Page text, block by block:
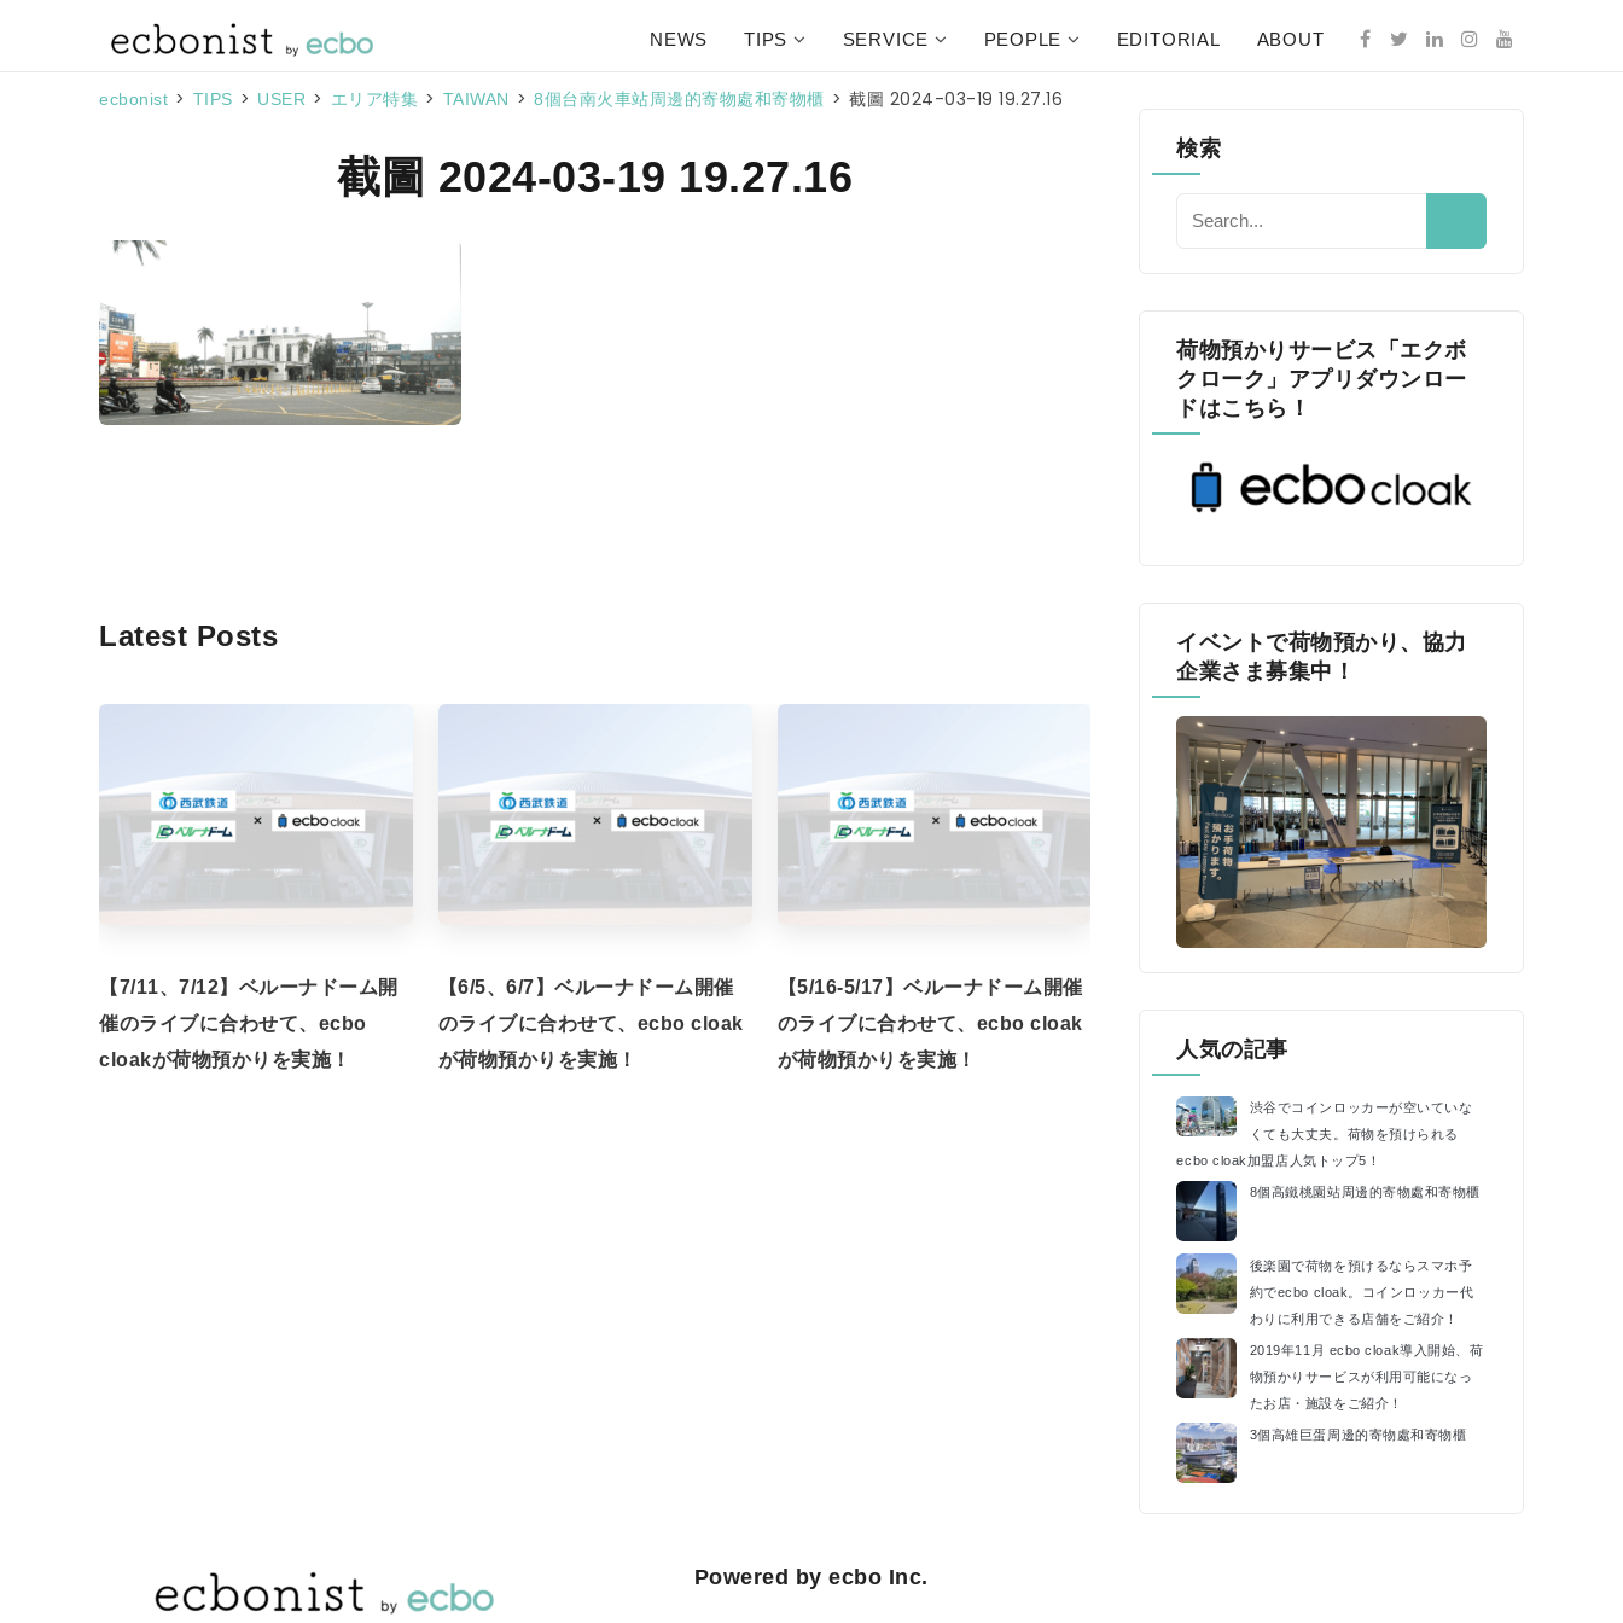
NEWS TIPS SERVICE PEOPLE EDITORIAL ABOUT
ecbonist > TIPS > USER > エリア特集 > TAIWAN > 8個台南火車站周邊的寄物處和寄物櫃 > 截圖 2024-03-19 19.27.16
截圖 2024-03-19 19.27.16
Latest Posts
【7/11、7/12】ベルーナドーム開
催のライブに合わせて、ecbo
cloakが荷物預かりを実施！
【6/5、6/7】ベルーナドーム開催
のライブに合わせて、ecbo cloak
が荷物預かりを実施！
【5/16-5/17】ベルーナドーム開催
のライブに合わせて、ecbo cloak
が荷物預かりを実施！
検索
荷物預かりサービス「エクボ
クローク」アプリダウンロー
ドはこちら！
イベントで荷物預かり、協力
企業さま募集中！
人気の記事
渋谷でコインロッカーが空いていな
くても大丈夫。荷物を預けられる
ecbo cloak加盟店人気トップ5！
8個高鐵桃園站周邊的寄物處和寄物櫃
後楽園で荷物を預けるならスマホ予
約でecbo cloak。コインロッカー代
わりに利用できる店舗をご紹介！
2019年11月 ecbo cloak導入開始、荷
物預かりサービスが利用可能になっ
たお店・施設をご紹介！
3個高雄巨蛋周邊的寄物處和寄物櫃
Powered by ecbo Inc.